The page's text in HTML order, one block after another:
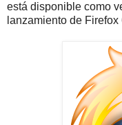
está disponible como
lanzamiento de Firefox